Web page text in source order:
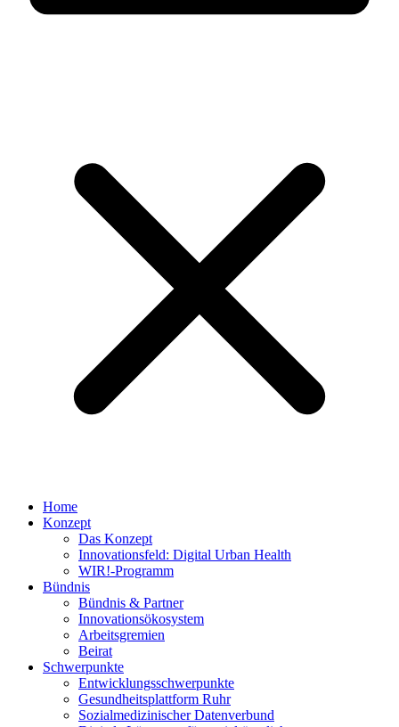
Home
Konzept
Das Konzept
Innovationsfeld: Digital Urban Health
WIR!-Programm
Bündnis
Bündnis & Partner
Innovationsökosystem
Arbeitsgremien
Beirat
Schwerpunkte
Entwicklungsschwerpunkte
Gesundheitsplattform Ruhr
Sozialmedizinischer Datenverbund